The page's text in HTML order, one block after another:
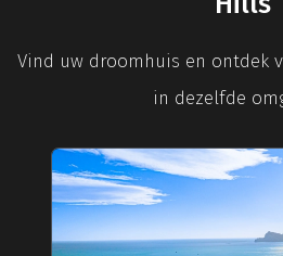
Vind uw droomhuis en ontdek
in dezelfde